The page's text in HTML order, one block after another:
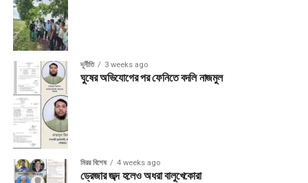
দূর্নীতি 3 weeks ago
ঘুষের অভিযোগের পর ফেনিতে বদলি নাজমুল
মিরর বিশেষ 4 weeks ago
ড্রেজার জব্দ হলেও অধরা বালুখেকোরা